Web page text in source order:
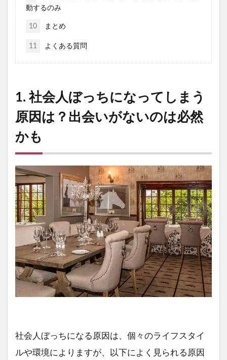
動するのみ
10 まとめ
11 よくある質問
1. 社会人ぼっちになってしまう
原因は？出会いがないのは必然
かも
社会人ぼっちになる原因は、個々のライフスタイ
ルや環境によりますが、以下によく見られる原因